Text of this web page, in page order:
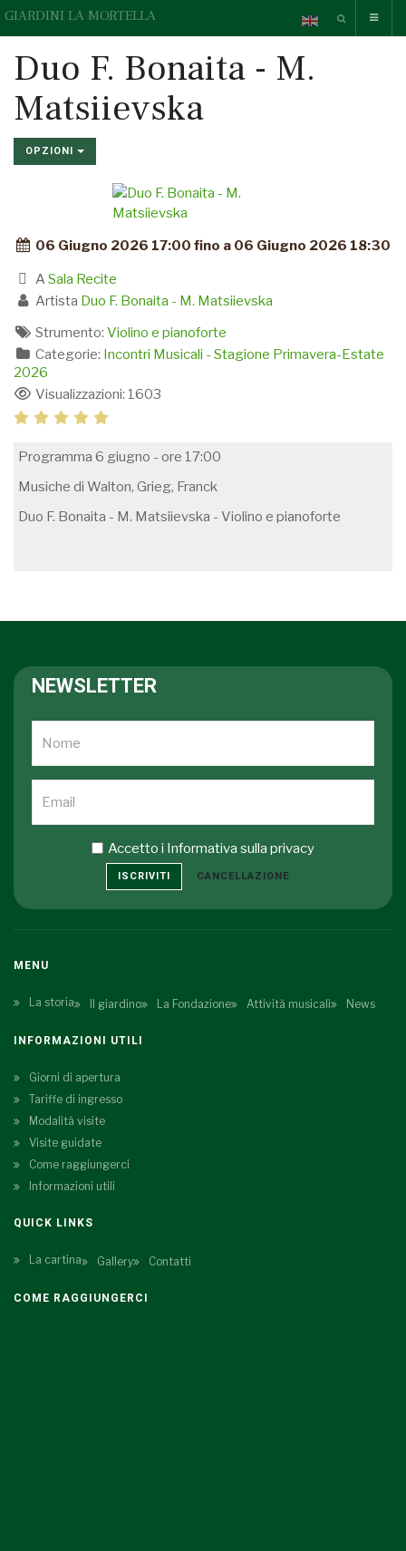
GIARDINI LA MORTELLA
Duo F. Bonaita - M.
Matsiievska
OPZIONI
06 Giugno 2026 17:00 fino a 06 Giugno 2026 18:30
A Sala Recite
Artista Duo F. Bonaita - M. Matsiievska
Strumento: Violino e pianoforte
Categorie: Incontri Musicali - Stagione Primavera-Estate
2026
Visualizzazioni: 1603
Programma 6 giugno - ore 17:00
Musiche di Walton, Grieg, Franck
Duo F. Bonaita - M. Matsiievska - Violino e pianoforte
NEWSLETTER
Accetto i Informativa sulla privacy
ISCRIVITI CANCELLAZIONE
MENU
La storia Il giardino La Fondazione Attività musicali News
INFORMAZIONI UTILI
Giorni di apertura
Tariffe di ingresso
Modalità visite
Visite guidate
Come raggiungerci
Informazioni utili
QUICK LINKS
La cartina Gallery Contatti
COME RAGGIUNGERCI